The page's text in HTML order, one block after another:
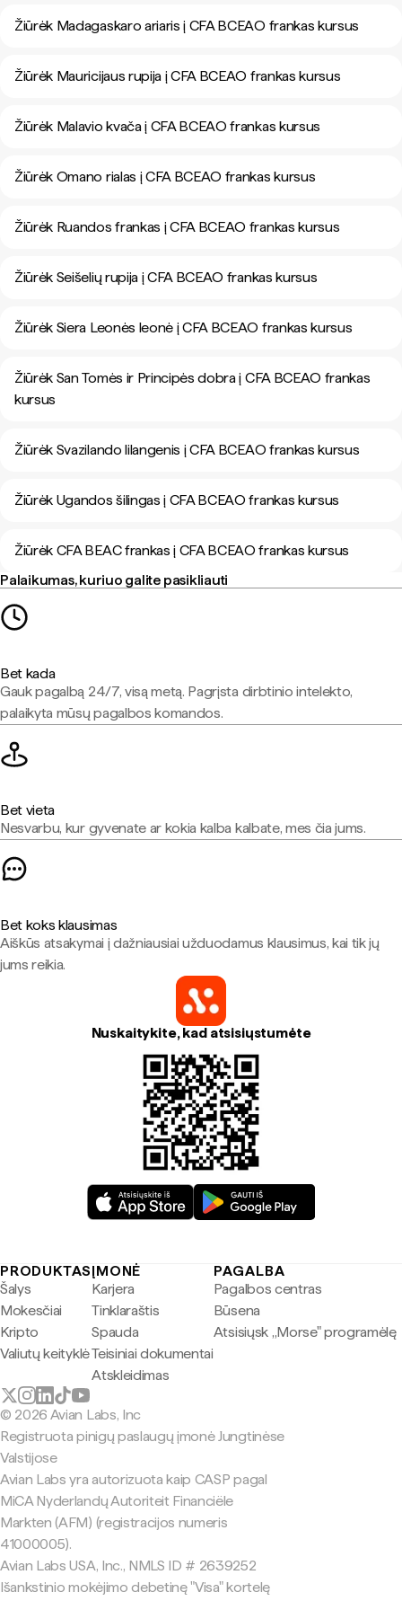
Žiūrėk Madagaskaro ariaris į CFA BCEAO frankas kursus
Žiūrėk Mauricijaus rupija į CFA BCEAO frankas kursus
Žiūrėk Malavio kvača į CFA BCEAO frankas kursus
Žiūrėk Omano rialas į CFA BCEAO frankas kursus
Žiūrėk Ruandos frankas į CFA BCEAO frankas kursus
Žiūrėk Seišelių rupija į CFA BCEAO frankas kursus
Žiūrėk Siera Leonės leonė į CFA BCEAO frankas kursus
Žiūrėk San Tomės ir Principės dobra į CFA BCEAO frankas
kursus
Žiūrėk Svazilando lilangenis į CFA BCEAO frankas kursus
Žiūrėk Ugandos šilingas į CFA BCEAO frankas kursus
Žiūrėk CFA BEAC frankas į CFA BCEAO frankas kursus
Palaikumas, kuriuo galite pasikliauti
Bet kada
Gauk pagalbą 24/7, visą metą. Pagrįsta dirbtinio intelekto,
palaikyta mūsų pagalbos komandos.
Bet vieta
Nesvarbu, kur gyvenate ar kokia kalba kalbate, mes čia jums.
Bet koks klausimas
Aiškūs atsakymai į dažniausiai užduodamus klausimus, kai tik jų
jums reikia.
Nuskaitykite, kad atsisiųstumėte
PRODUKTAS
Šalys
Mokesčiai
Kripto
Valiutų keityklė
ĮMONĖ
Karjera
Tinklaraštis
Spauda
Teisiniai dokumentai
Atskleidimas
PAGALBA
Pagalbos centras
Būsena
Atsisiųsk „Morse" programėlę
© 2026 Avian Labs, Inc
Registruota pinigų paslaugų įmonė Jungtinėse
Valstijose
Avian Labs yra autorizuota kaip CASP pagal
MiCA Nyderlandų Autoriteit Financiële
Markten (AFM) (registracijos numeris
41000005).
Avian Labs USA, Inc., NMLS ID # 2639252
Išankstinio mokėjimo debetinę "Visa" kortelę